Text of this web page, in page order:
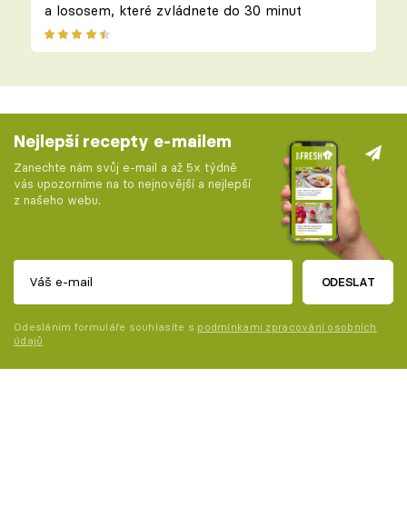
a lososem, které zvládnete do 30 minut
Nejlepší recepty e-mailem
Zanechte nám svůj e-mail a až 5x týdně
vás upozorníme na to nejnovější a nejlepší
z našeho webu.
ODESLAT
Odesláním formuláře souhlasíte s podmínkami zpracování osobních
údajů